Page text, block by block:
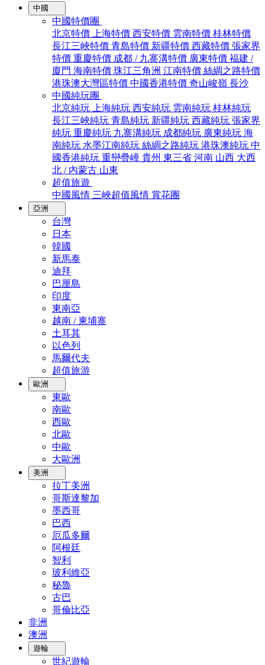
中國
中國特價團
北京特價
上海特價 西安特價 雲南特價 桂林特價
長江三峽特價 青島特價 新疆特價 西藏特價 張家界
特價 重慶特價 成都 / 九寨溝特價 廣東特價 福建 /
廈門 海南特價 珠江三角洲 江南特價 絲綢之路特價
港珠澳大灣區特價 中國香港特價 奇山峻嶺 長沙
中國純玩團
北京純玩
上海純玩 西安純玩 雲南純玩 桂林純玩
長江三峽純玩 青島純玩 新疆純玩 西藏純玩 張家界
純玩 重慶純玩 九寨溝純玩 成都純玩 廣東純玩 海
南純玩 水墨江南純玩 絲綢之路純玩 港珠澳純玩 中
國香港純玩 重巒疊嶂 貴州 東三省 河南 山西 大西
北 / 內蒙古 山東
超值旅遊
中國風情 三峽超值風情 賞花團
亞洲
台灣
日本
韓國
新馬泰
迪拜
巴厘島
印度
東南亞
越南 / 柬埔寨
土耳其
以色列
馬爾代夫
超值旅游
歐洲
東歐
南歐
西歐
北歐
中歐
大歐洲
美洲
拉丁美洲
哥斯達黎加
墨西哥
巴西
厄瓜多爾
阿根廷
智利
玻利維亞
秘魯
古巴
哥倫比亞
非洲
澳洲
遊輪
世紀遊輪